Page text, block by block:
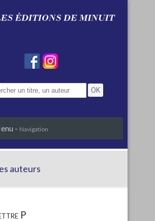
- Navigation
auteurs
P